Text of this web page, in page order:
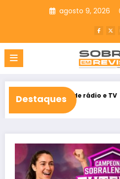
agosto 9, 2026
Destaques
de rádio e TV Ivo